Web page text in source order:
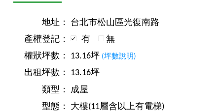
地址：
台北市松山區光復南路
產權登記：
有
無
權狀坪數：
13.16坪 (坪數說明)
出租坪數：
13.16坪
類型：
成屋
型態：
大樓(11層含以上有電梯)